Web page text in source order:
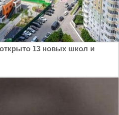
13 новых школ и